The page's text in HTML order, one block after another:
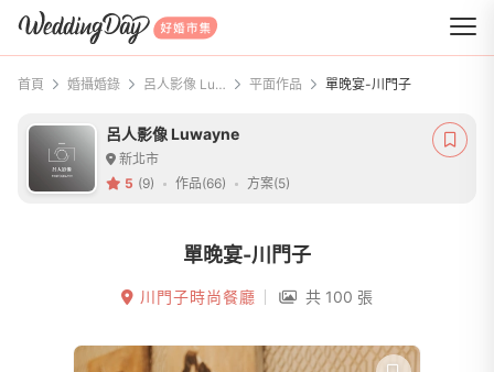
WeddingDay 好婚市集
首頁 婚攝婚錄 呂人影像 Luwayne 平面作品 單晚宴-川門子
呂人影像 Luwayne
新北市
5 (9) 作品(66) 方案(5)
單晚宴-川門子
川門子時尚餐廳 共 100 張